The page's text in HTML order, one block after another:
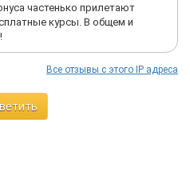
частенько прилетают
курсы. В общем и
Все отзывы с этого IP адреса